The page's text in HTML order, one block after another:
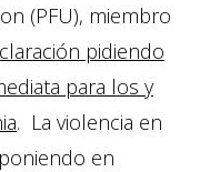
(PFU), miembro
pidiendo
para los y
. La violencia en
en